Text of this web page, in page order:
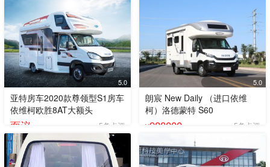
5.0
亚特房车2020款尊领型S1房车
依维柯欧胜8AT大额头
面议 5条点评
5.0
朗宸 New Daily （进口依维
柯）洛德蒙特 S60
¥988000 5条点评